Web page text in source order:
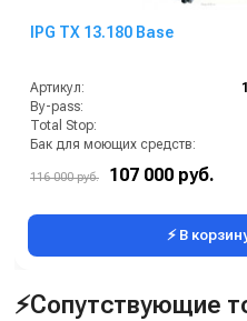
IPG TX 13.180 Base
Артикул:
By-pass:
Total Stop:
Бак для моющих средств:
Вид масла для насоса:
116 000 руб. 107 000 руб.
⚡ В
⚡Сопутствующие